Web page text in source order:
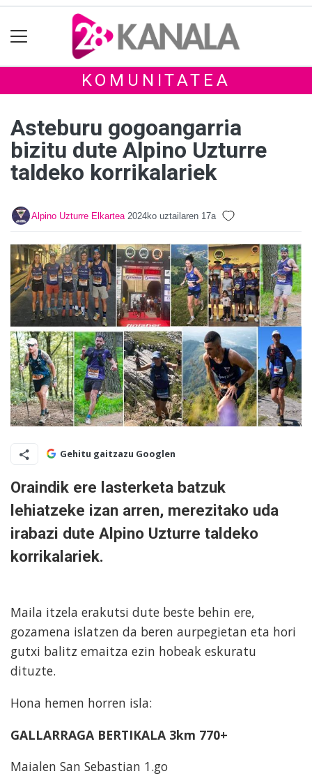
KOMUNITATEA
Asteburu gogoangarria
bizitu dute Alpino Uzturre
taldeko korrikalariek
Alpino Uzturre Elkartea 2024ko uztailaren 17a
Gehitu gaitzazu Googlen
Oraindik ere lasterketa batzuk
lehiatzeke izan arren, merezitako uda
irabazi dute Alpino Uzturre taldeko
korrikalariek.
Maila itzela erakutsi dute beste behin ere,
gozamena islatzen da beren aurpegietan eta hori
gutxi balitz emaitza ezin hobeak eskuratu
dituzte.
Hona hemen horren isla:
GALLARRAGA BERTIKALA 3km 770+
Maialen San Sebastian 1.go